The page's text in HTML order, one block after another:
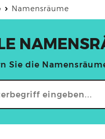
Namensräume
Sie die